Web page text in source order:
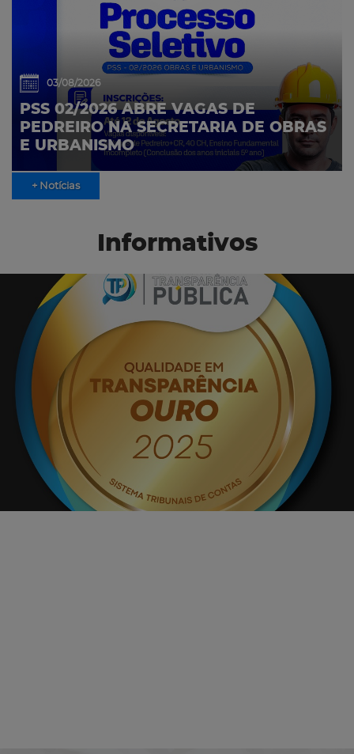
03/08/2026
PSS 02/2026 ABRE VAGAS DE
PEDREIRO NA SECRETARIA DE OBRAS
E URBANISMO
+ Notícias
Informativos